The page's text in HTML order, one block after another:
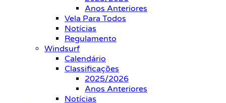
Anos Anteriores
Vela Para Todos
Notícias
Regulamento
Windsurf
Calendário
Classificações
2025/2026
Anos Anteriores
Notícias